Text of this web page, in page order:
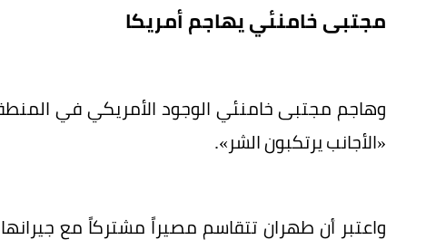
مجتبى خامنئي يهاجم أمريكا
وهاجم مجتبى خامنئي الوجود الأمريكي في
«الأجانب يرتكبون الشر».
واعتبر أن طهران تتقاسم مصيراً مشتركاً مع